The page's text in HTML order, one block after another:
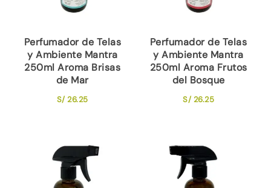
Perfumador de Telas
y Ambiente Mantra
250ml Aroma Brisas
de Mar
S/26.25
Perfumador de Telas
y Ambiente Mantra
250ml Aroma Frutos
del Bosque
S/26.25